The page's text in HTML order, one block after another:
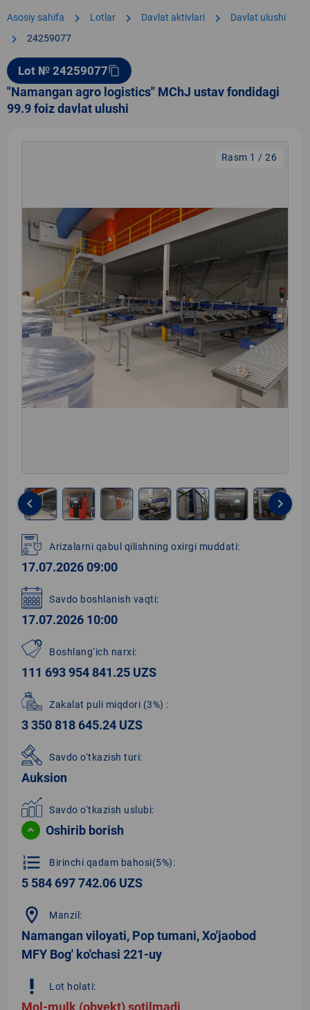
Asosiy sahifa chevron_right Lotlar chevron_right Davlat aktivlari chevron_right Davlat ulushi
chevron_right 24259077
Lot № 24259077content_copy
"Namangan agro logistics" MChJ ustav fondidagi
99.9 foiz davlat ulushi
Rasm 1 / 26
1
of
26
keyboard_arrow_left keyboard_arrow_right
Arizalarni qabul qilishning oxirgi muddati:
17.07.2026 09:00
Savdo boshlanish vaqti:
17.07.2026 10:00
Boshlang‘ich narxi:
111 693 954 841.25 UZS
Zakalat puli miqdori (3%) :
3 350 818 645.24 UZS
Savdo o‘tkazish turi:
Auksion
Savdo o‘tkazish uslubi:
Oshirib borish
format_list_numbered Birinchi qadam bahosi(5%):
5 584 697 742.06 UZS
location_on Manzil:
Namangan viloyati, Pop tumani, Xo'jaobod
MFY Bog' ko'chasi 221-uy
priority_high Lot holati:
Mol-mulk (obyekt) sotilmadi